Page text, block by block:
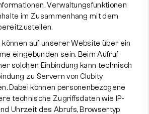
Verwaltungsfunktionen
im Zusammenhang mit dem
können auf unserer Website über ein
eingebunden sein. Beim Aufruf
solchen Einbindung kann technisch
zu Servern von Clubity
Dabei können personenbezogene
technische Zugriffsdaten wie IP-
Uhrzeit des Abrufs, Browsertyp